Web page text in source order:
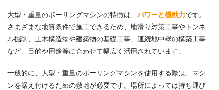
大型・重量のボーリングマシンの特徴は、 パワーと機動力です。
さまざまな地質条件で施工できるため、地滑り対策工事やトンネ
ル掘削、土木構造物や建築物の基礎工事、連続地中壁の構築工事
など、目的や用途等に合わせて幅広く活用されています。
一般的に、大型・重量のボーリングマシンを使用する際は、マシ
ンを据え付けるための敷地が必要です。場所によっては持ち運び